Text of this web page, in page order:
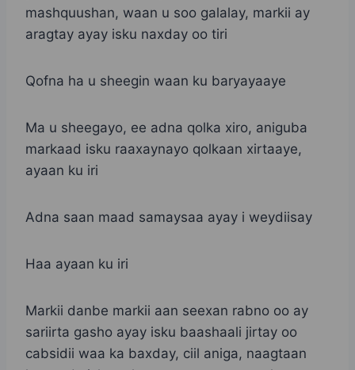
mashquushan, waan u soo galalay, markii ay
aragtay ayay isku naxday oo tiri
Qofna ha u sheegin waan ku baryayaaye
Ma u sheegayo, ee adna qolka xiro, aniguba
markaad isku raaxaynayo qolkaan xirtaaye,
ayaan ku iri
Adna saan maad samaysaa ayay i weydiisay
Haa ayaan ku iri
Markii danbe markii aan seexan rabno oo ay
sariirta gasho ayay isku baashaali jirtay oo
cabsidii waa ka baxday, ciil aniga, naagtaan